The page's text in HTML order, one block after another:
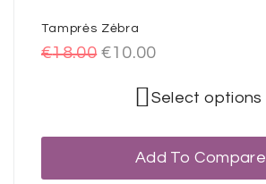
Tamprės Zėbra
€18.00 €10.00
Select options
Add To Compare